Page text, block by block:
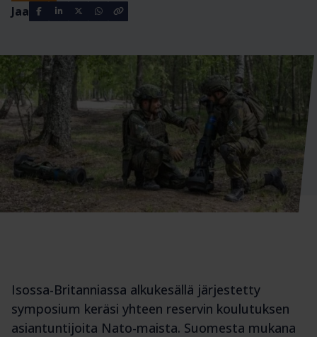
Jaa
Isossa-Britanniassa alkukesällä järjestetty
symposium keräsi yhteen reservin koulutuksen
asiantuntijoita Nato-maista. Suomesta mukana